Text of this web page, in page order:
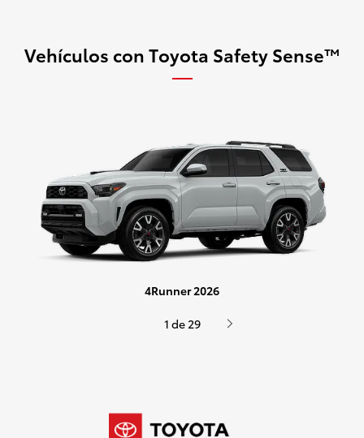
Vehículos con Toyota Safety Sense™
4Runner2026
1 de 29